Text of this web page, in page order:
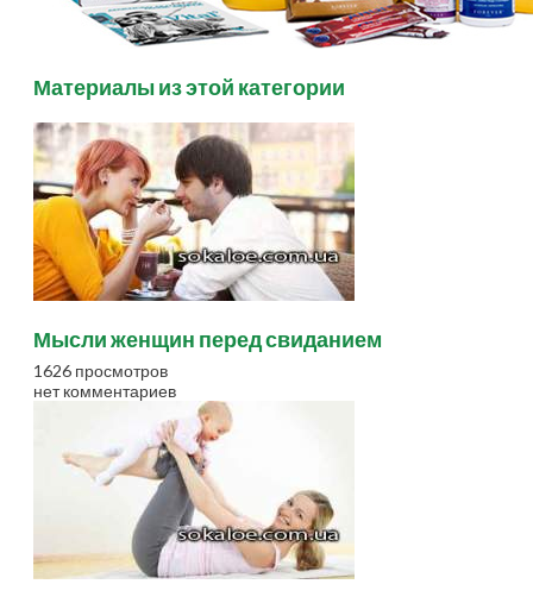
Материалы из этой категории
Мысли женщин перед свиданием
1626 просмотров
нет комментариев